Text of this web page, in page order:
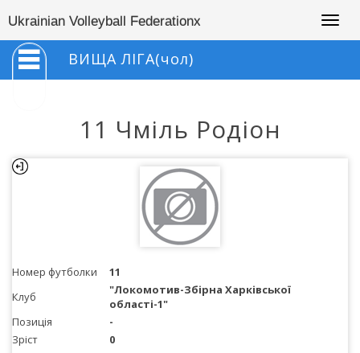
Ukrainian Volleyball Federationx
ВИЩА ЛІГА(чол)
11 Чміль Родіон
Номер футболки
11
Клуб
"Локомотив-Збірна Харківської
області-1"
Позиція
-
Зріст
0